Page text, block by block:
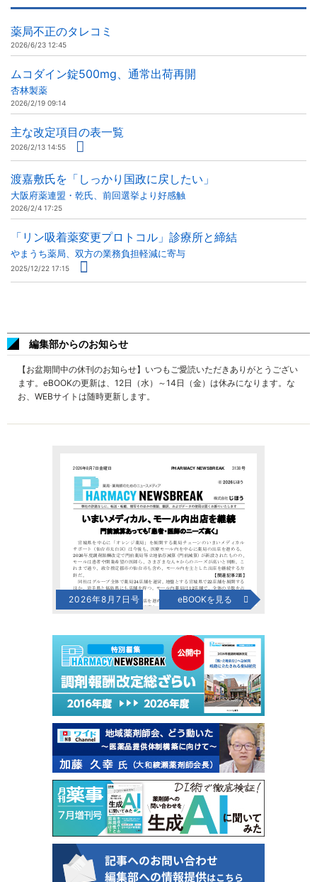
薬局不正のタレコミ
2026/6/23 12:45
ムコダイン錠500mg、通常出荷再開
杏林製薬
2026/2/19 09:14
主な改定項目の表一覧
2026/2/13 14:55
渡嘉敷氏を「しっかり国政に戻したい」
大阪府薬連盟・乾氏、前回選挙より好感触
2026/2/4 17:25
「リン吸着薬変更プロトコル」診療所と締結
やまうち薬局、双方の業務負担軽減に寄与
2025/12/22 17:15
編集部からのお知らせ
【お盆期間中の休刊のお知らせ】いつもご愛読いただきありがとうござい
ます。eBOOKの更新は、12日（水）～14日（金）は休みになります。な
お、WEBサイトは随時更新します。
2026年8月7日号 eBOOKを見る